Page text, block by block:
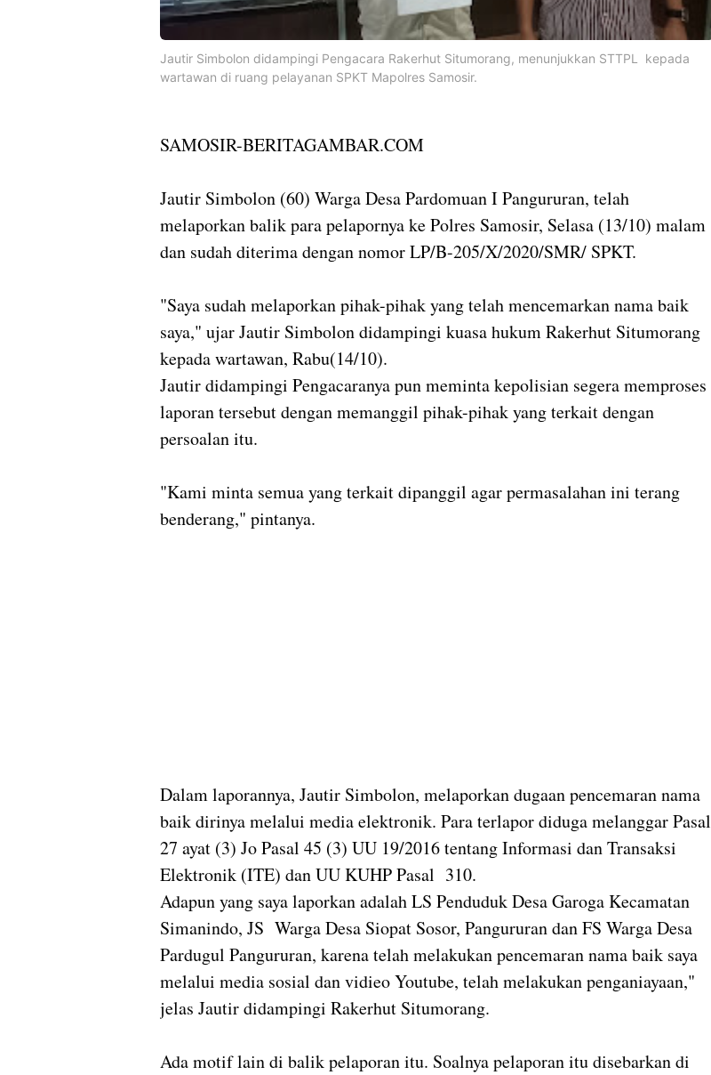
Jautir Simbolon didampingi Pengacara Rakerhut Situmorang, menunjukkan STTPL kepada
wartawan di ruang pelayanan SPKT Mapolres Samosir.
SAMOSIR-BERITAGAMBAR.COM
Jautir Simbolon (60) Warga Desa Pardomuan I Pangururan, telah
melaporkan balik para pelapornya ke Polres Samosir, Selasa (13/10) malam
dan sudah diterima dengan nomor LP/B-205/X/2020/SMR/ SPKT.
"Saya sudah melaporkan pihak-pihak yang telah mencemarkan nama baik
saya," ujar Jautir Simbolon didampingi kuasa hukum Rakerhut Situmorang
kepada wartawan, Rabu(14/10).
Jautir didampingi Pengacaranya pun meminta kepolisian segera memproses
laporan tersebut dengan memanggil pihak-pihak yang terkait dengan
persoalan itu.
"Kami minta semua yang terkait dipanggil agar permasalahan ini terang
benderang," pintanya.
Dalam laporannya, Jautir Simbolon, melaporkan dugaan pencemaran nama
baik dirinya melalui media elektronik. Para terlapor diduga melanggar Pasal
27 ayat (3) Jo Pasal 45 (3) UU 19/2016 tentang Informasi dan Transaksi
Elektronik (ITE) dan UU KUHP Pasal 310.
Adapun yang saya laporkan adalah LS Penduduk Desa Garoga Kecamatan
Simanindo, JS Warga Desa Siopat Sosor, Pangururan dan FS Warga Desa
Pardugul Pangururan, karena telah melakukan pencemaran nama baik saya
melalui media sosial dan vidieo Youtube, telah melakukan penganiayaan,"
jelas Jautir didampingi Rakerhut Situmorang.
Ada motif lain di balik pelaporan itu. Soalnya pelaporan itu disebarkan di